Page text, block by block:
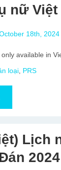
nữ Việt
18th, 2024
available in
loại PRS
Lịch
2024